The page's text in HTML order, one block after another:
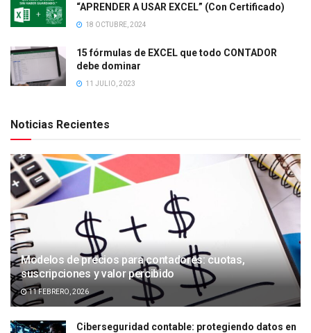
“APRENDER A USAR EXCEL” (Con Certificado)
18 OCTUBRE, 2024
15 fórmulas de EXCEL que todo CONTADOR
debe dominar
11 JULIO, 2023
Noticias Recientes
Modelos de precios para contadores: cuotas,
suscripciones y valor percibido
11 FEBRERO, 2026
Ciberseguridad contable: protegiendo datos en